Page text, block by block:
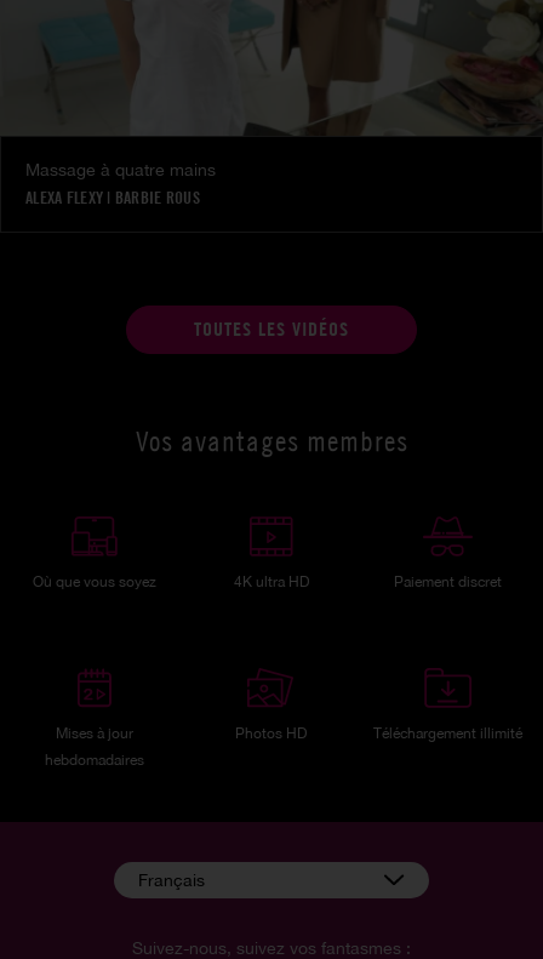
Massage à quatre mains
ALEXA FLEXY | BARBIE ROUS
TOUTES LES VIDÉOS
Vos avantages membres
Où que vous soyez 4K ultra HD Paiement discret
Mises à jour
hebdomadaires
Photos HD Téléchargement illimité
Suivez-nous, suivez vos fantasmes :
Français